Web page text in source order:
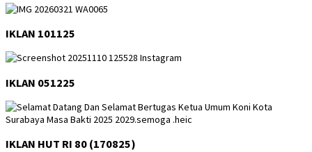
IKLAN 101125
IKLAN 051225
IKLAN HUT RI 80 (170825)